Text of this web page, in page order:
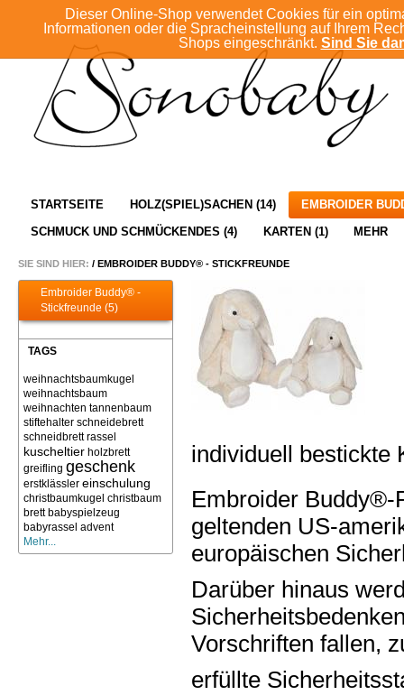
Dieser Online-Shop verwendet Cookies für ein
Informationen oder die Spracheinstellung auf Ihrem
Shops eingeschränkt. Sind Sie
STARTSEITE HOLZ(SPIEL)SACHEN (14) EMBROIDER
SCHMUCK UND SCHMÜCKENDES (4) KARTEN (1) MEHR
SIE SIND HIER: / EMBROIDER BUDDY® - STICKFREUNDE
Embroider Buddy® -
Stickfreunde (5)
TAGS
weihnachtsbaumkugel
weihnachtsbaum
weihnachten tannenbaum
stiftehalter schneidebrett
schneidbrett rassel
kuscheltier holzbrett
greifling geschenk
erstklässler einschulung
christbaumkugel christbaum
brett babyspielzeug
babyrassel advent
Mehr...
individuell bestickte
Embroider Buddy®-
geltenden US-
europäischen
Darüber hinaus
Vorschriften fallen,
erfüllte